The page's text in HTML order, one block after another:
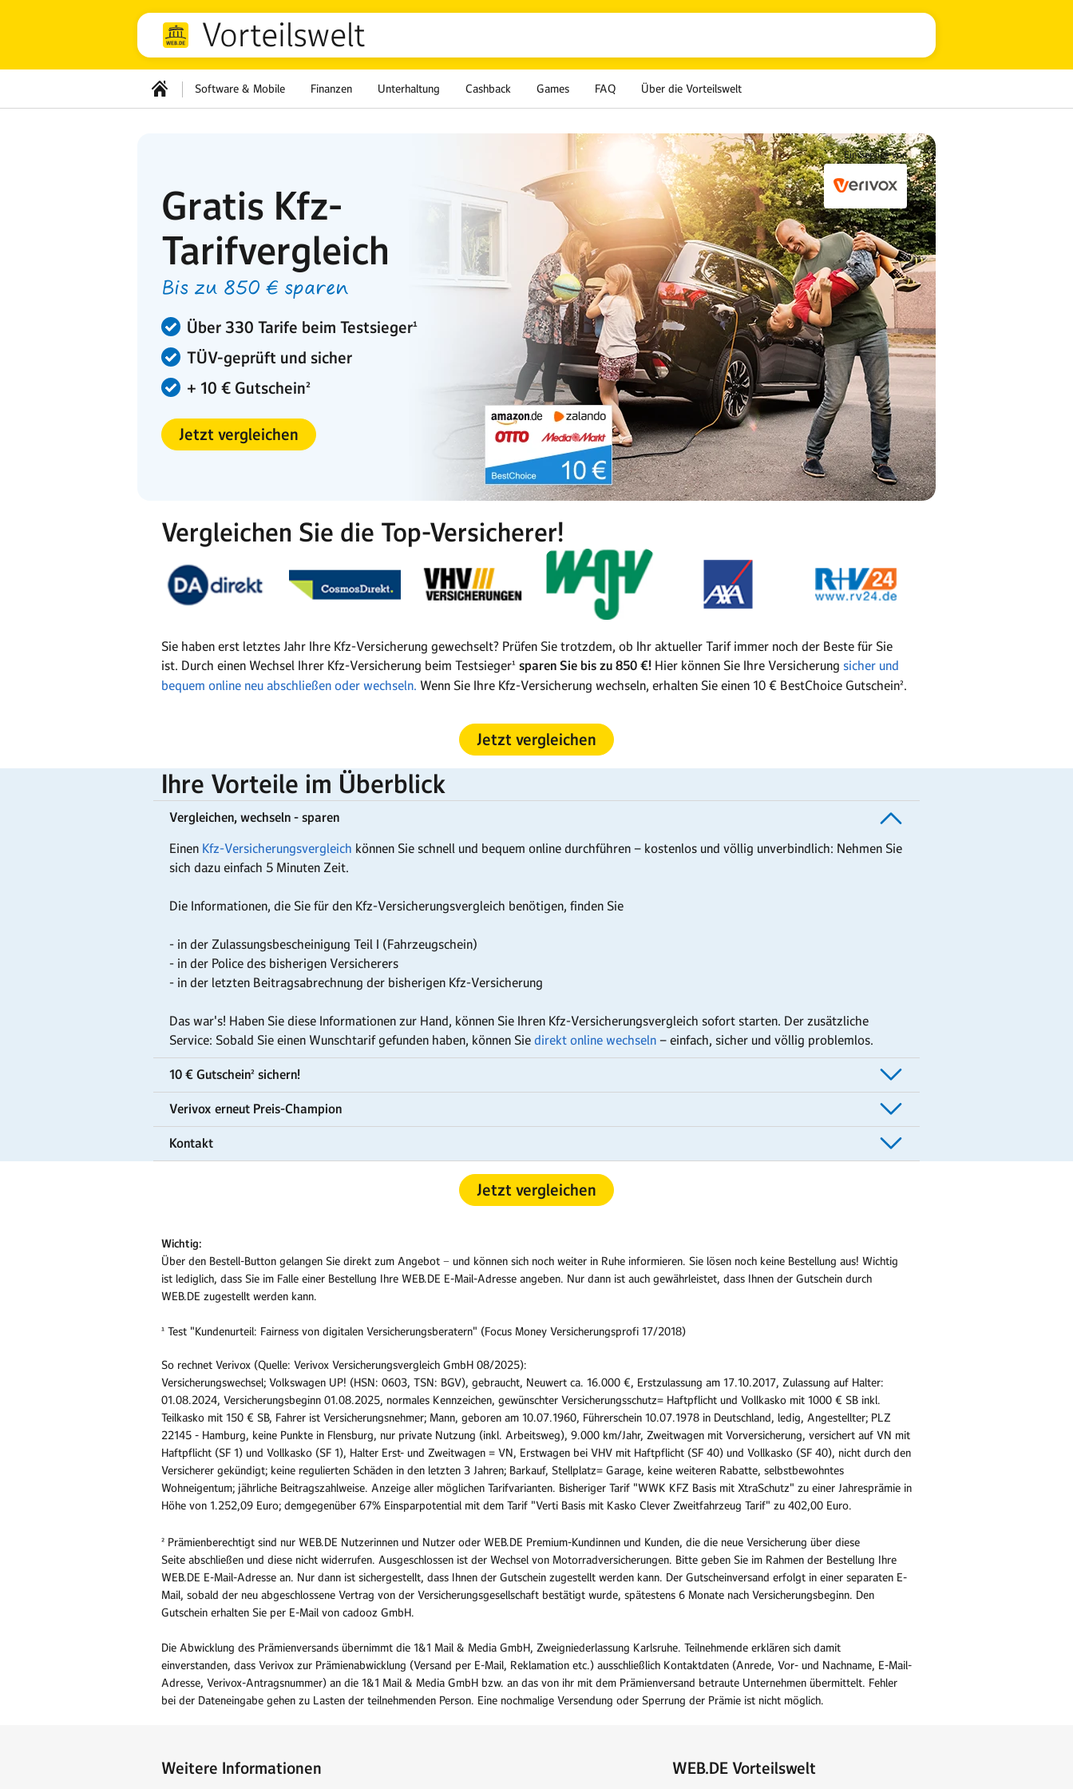
Vorteilswelt
Software & Mobile Finanzen Unterhaltung Cashback Games FAQ Über die Vorteilswelt
Ein Service von
Gratis Kfz-
Tarifvergleich
Bis zu 850 € sparen
Über 330 Tarife beim Testsieger¹
TÜV-geprüft und sicher
+ 10 € Gutschein²
Jetzt vergleichen
Vergleichen Sie die Top-Versicherer!
Sie haben erst letztes Jahr Ihre Kfz-Versicherung gewechselt? Prüfen Sie trotzdem, ob Ihr aktueller Tarif immer noch der Beste für Sie
ist. Durch einen Wechsel Ihrer Kfz-Versicherung beim Testsieger¹ sparen Sie bis zu 850 €! Hier können Sie Ihre Versicherung sicher und
bequem online neu abschließen oder wechseln. Wenn Sie Ihre Kfz-Versicherung wechseln, erhalten Sie einen 10 € BestChoice Gutschein².
Jetzt vergleichen
Ihre Vorteile im Überblick
Vergleichen, wechseln - sparen
Einen Kfz-Versicherungsvergleich können Sie schnell und bequem online durchführen – kostenlos und völlig unverbindlich: Nehmen Sie
sich dazu einfach 5 Minuten Zeit.
Die Informationen, die Sie für den Kfz-Versicherungsvergleich benötigen, finden Sie
- in der Zulassungsbescheinigung Teil I (Fahrzeugschein)
- in der Police des bisherigen Versicherers
- in der letzten Beitragsabrechnung der bisherigen Kfz-Versicherung
Das war's! Haben Sie diese Informationen zur Hand, können Sie Ihren Kfz-Versicherungsvergleich sofort starten. Der zusätzliche
Service: Sobald Sie einen Wunschtarif gefunden haben, können Sie direkt online wechseln – einfach, sicher und völlig problemlos.
10 € Gutschein² sichern!
Verivox erneut Preis-Champion
Kontakt
Jetzt vergleichen
Wichtig:
Über den Bestell-Button gelangen Sie direkt zum Angebot − und können sich noch weiter in Ruhe informieren. Sie lösen noch keine Bestellung aus! Wichtig
ist lediglich, dass Sie im Falle einer Bestellung Ihre WEB.DE E-Mail-Adresse angeben. Nur dann ist auch gewährleistet, dass Ihnen der Gutschein durch
WEB.DE zugestellt werden kann.
¹ Test "Kundenurteil: Fairness von digitalen Versicherungsberatern" (Focus Money Versicherungsprofi 17/2018)
So rechnet Verivox (Quelle: Verivox Versicherungsvergleich GmbH 08/2025):
Versicherungswechsel; Volkswagen UP! (HSN: 0603, TSN: BGV), gebraucht, Neuwert ca. 16.000 €, Erstzulassung am 17.10.2017, Zulassung auf Halter:
01.08.2024, Versicherungsbeginn 01.08.2025, normales Kennzeichen, gewünschter Versicherungsschutz= Haftpflicht und Vollkasko mit 1000 € SB inkl.
Teilkasko mit 150 € SB, Fahrer ist Versicherungsnehmer; Mann, geboren am 10.07.1960, Führerschein 10.07.1978 in Deutschland, ledig, Angestellter; PLZ
22145 - Hamburg, keine Punkte in Flensburg, nur private Nutzung (inkl. Arbeitsweg), 9.000 km/Jahr, Zweitwagen mit Vorversicherung, versichert auf VN mit
Haftpflicht (SF 1) und Vollkasko (SF 1), Halter Erst- und Zweitwagen = VN, Erstwagen bei VHV mit Haftpflicht (SF 40) und Vollkasko (SF 40), nicht durch den
Versicherer gekündigt; keine regulierten Schäden in den letzten 3 Jahren; Barkauf, Stellplatz= Garage, keine weiteren Rabatte, selbstbewohntes
Wohneigentum; jährliche Beitragszahlweise. Anzeige aller möglichen Tarifvarianten. Bisheriger Tarif "WWK KFZ Basis mit XtraSchutz" zu einer Jahresprämie in
Höhe von 1.252,09 Euro; demgegenüber 67% Einsparpotential mit dem Tarif "Verti Basis mit Kasko Clever Zweitfahrzeug Tarif" zu 402,00 Euro.
² Prämienberechtigt sind nur WEB.DE Nutzerinnen und Nutzer oder WEB.DE Premium-Kundinnen und Kunden, die die neue Versicherung über diese
Seite abschließen und diese nicht widerrufen. Ausgeschlossen ist der Wechsel von Motorradversicherungen. Bitte geben Sie im Rahmen der Bestellung Ihre
WEB.DE E-Mail-Adresse an. Nur dann ist sichergestellt, dass Ihnen der Gutschein zugestellt werden kann. Der Gutscheinversand erfolgt in einer separaten E-
Mail, sobald der neu abgeschlossene Vertrag von der Versicherungsgesellschaft bestätigt wurde, spätestens 6 Monate nach Versicherungsbeginn. Den
Gutschein erhalten Sie per E-Mail von cadooz GmbH.
Die Abwicklung des Prämienversands übernimmt die 1&1 Mail & Media GmbH, Zweigniederlassung Karlsruhe. Teilnehmende erklären sich damit
einverstanden, dass Verivox zur Prämienabwicklung (Versand per E-Mail, Reklamation etc.) ausschließlich Kontaktdaten (Anrede, Vor- und Nachname, E-Mail-
Adresse, Verivox-Antragsnummer) an die 1&1 Mail & Media GmbH bzw. an das von ihr mit dem Prämienversand betraute Unternehmen übermittelt. Fehler
bei der Dateneingabe gehen zu Lasten der teilnehmenden Person. Eine nochmalige Versendung oder Sperrung der Prämie ist nicht möglich.
Weitere Informationen WEB.DE Vorteilswelt